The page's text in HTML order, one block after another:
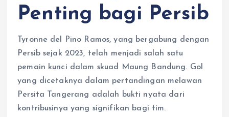
Penting bagi Persib
Tyronne del Pino Ramos, yang bergabung dengan
Persib sejak 2023, telah menjadi salah satu
pemain kunci dalam skuad Maung Bandung. Gol
yang dicetaknya dalam pertandingan melawan
Persita Tangerang adalah bukti nyata dari
kontribusinya yang signifikan bagi tim.